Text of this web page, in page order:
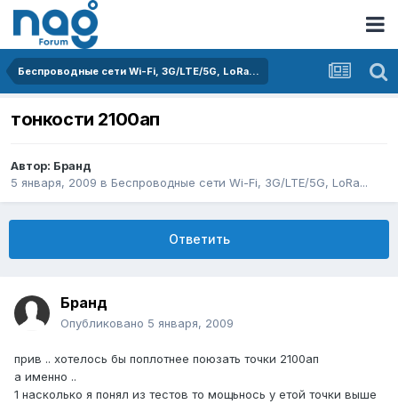
Беспроводные сети Wi-Fi, 3G/LTE/5G, LoRa...
тонкости 2100ап
Автор: Бранд
5 января, 2009 в Беспроводные сети Wi-Fi, 3G/LTE/5G, LoRa...
Ответить
Бранд
Опубликовано 5 января, 2009
прив .. хотелось бы поплотнее поюзать точки 2100ап
а именно ..
1 насколько я понял из тестов то мощьнось у етой точки выше